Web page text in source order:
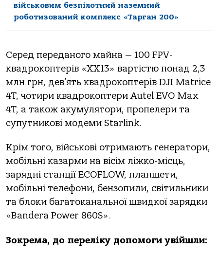
військовим безпілотний наземний
роботизований комплекс «Тарган 200»
Серед переданого майна — 100 FPV-
квадрокоптерів «ХХ13» вартістю понад 2,3
млн грн, дев’ять квадрокоптерів DJI Matrice
4T, чотири квадрокоптери Autel EVO Max
4T, а також акумулятори, пропелери та
супутникові модеми Starlink.
Крім того, військові отримають генератори,
мобільні казарми на вісім ліжко-місць,
зарядні станції ECOFLOW, планшети,
мобільні телефони, бензопили, світильники
та блоки багатоканальної швидкої зарядки
«Bandera Power 860S».
Зокрема, до переліку допомоги увійшли: